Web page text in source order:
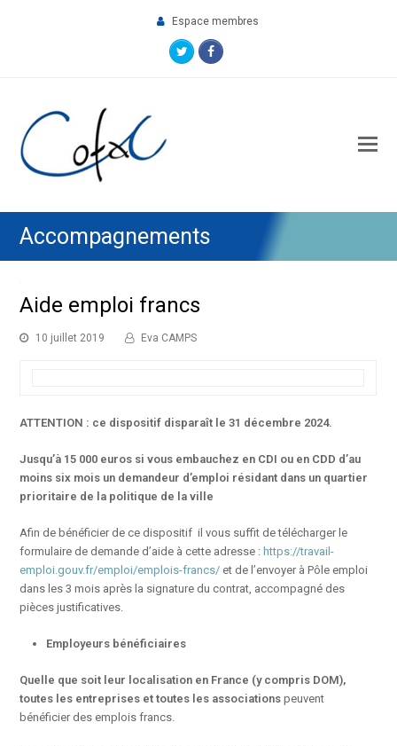
Espace membres
TwitterFacebook
Accompagnements
Aide emploi francs
10 juillet 2019 Eva CAMPS
ATTENTION : ce dispositif disparaît le 31 décembre 2024.
Jusqu’à 15 000 euros si vous embauchez en CDI ou en CDD d’au
moins six mois un demandeur d’emploi résidant dans un quartier
prioritaire de la politique de la ville
Afin de bénéficier de ce dispositif il vous suffit de télécharger le
formulaire de demande d’aide à cette adresse : https://travail-
emploi.gouv.fr/emploi/emplois-francs/ et de l’envoyer à Pôle emploi
dans les 3 mois après la signature du contrat, accompagné des
pièces justificatives.
Employeurs bénéficiaires
Quelle que soit leur localisation en France (y compris DOM),
toutes les entreprises et toutes les associations peuvent
bénéficier des emplois francs.